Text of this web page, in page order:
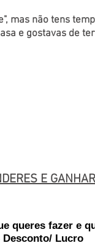
mas não tens
e gostavas de
E
queres fazer e
Desconto/ Lucro